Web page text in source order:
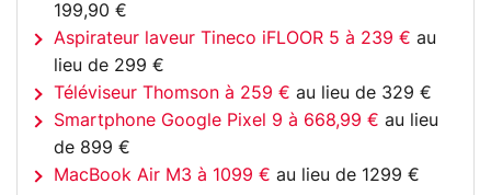
199,90 €
Aspirateur laveur Tineco iFLOOR 5 à 239 € au
lieu de 299 €
Téléviseur Thomson à 259 € au lieu de 329 €
Smartphone Google Pixel 9 à 668,99 € au lieu
de 899 €
MacBook Air M3 à 1099 € au lieu de 1299 €